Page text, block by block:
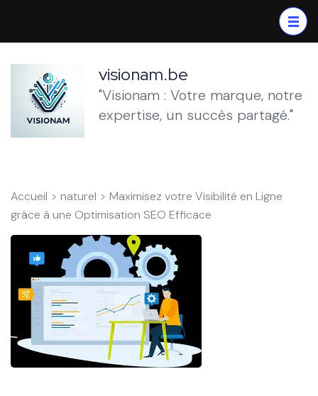
contenu
(Pressez
Entrée)
visionam.be
"Visionam : Votre marque, notre
expertise, un succès partagé."
Accueil > naturel > Maximisez votre Visibilité en Ligne
grâce à une Optimisation SEO Efficace